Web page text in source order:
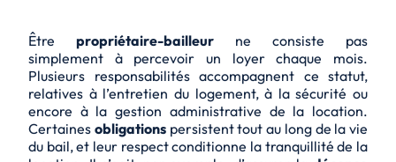
Être propriétaire-bailleur ne consiste pas
simplement à percevoir un loyer chaque mois.
Plusieurs responsabilités accompagnent ce statut,
relatives à l’entretien du logement, à la sécurité ou
encore à la gestion administrative de la location.
Certaines obligationspersistent tout au long de la vie
du bail, et leur respect conditionne la tranquillité de la